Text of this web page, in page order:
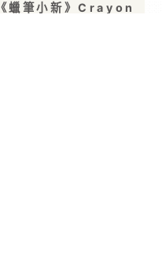
《蠟筆小新》Crayon